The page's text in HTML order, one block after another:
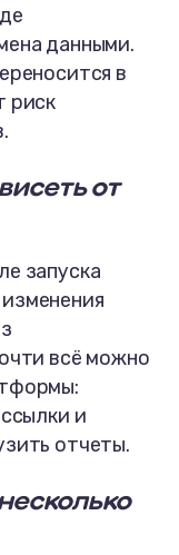
данными.
в
риск
от
запуска
всё можно
и
отчеты.